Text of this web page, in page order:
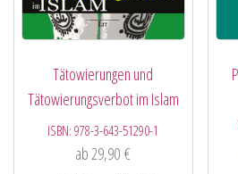
Tätowierungen und
Tätowierungsverbot im Islam
ISBN:978-3-643-51290-1
ab29,90€